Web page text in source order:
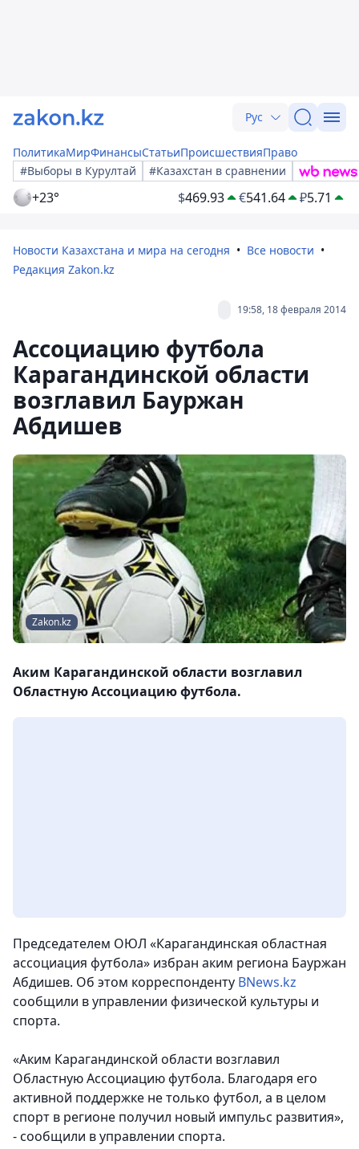
Рус
ПолитикаМирФинансыСтатьиПроисшествияПраво
#Выборы в Курултай
#Казахстан в сравнении
+23° $469.93 €541.64 ₽5.71
Новости Казахстана и мира на сегодня
Все новости
Редакция Zakon.kz
19:58, 18 февраля 2014
Ассоциацию футбола
Карагандинской области
возглавил Бауржан
Абдишев
Zakon.kz
Аким Карагандинской области возглавил
Областную Ассоциацию футбола.
Председателем ОЮЛ «Карагандинская областная
ассоциация футбола» избран аким региона Бауржан
Абдишев. Об этом корреспонденту BNews.kz
сообщили в управлении физической культуры и
спорта.
«Аким Карагандинской области возглавил
Областную Ассоциацию футбола. Благодаря его
активной поддержке не только футбол, а в целом
спорт в регионе получил новый импульс развития»,
- сообщили в управлении спорта.